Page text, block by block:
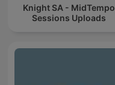
Knight SA - MidTempo
Sessions Uploads